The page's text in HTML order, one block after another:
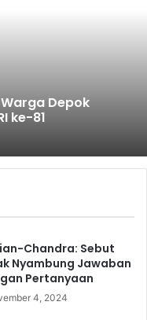
Depok
ke-81
Chandra: Sebut
Nyambung Jawaban
Pertanyaan
4, 2024